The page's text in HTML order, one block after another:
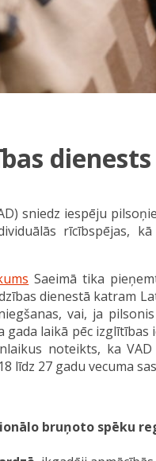
dienests
sniedz iespēju
rīcībspējas,
Saeimā tika
dienestā katram
vai, ja
laikā pēc izglītības
noteikts, ka
līdz 27 gadu vecuma
bruņoto spēku